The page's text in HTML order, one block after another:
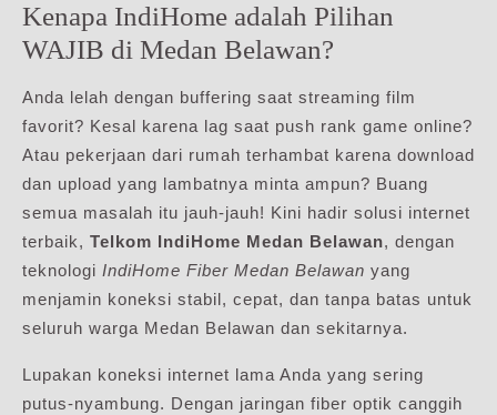
Kenapa IndiHome adalah Pilihan
WAJIB di Medan Belawan?
Anda lelah dengan buffering saat streaming film
favorit? Kesal karena lag saat push rank game online?
Atau pekerjaan dari rumah terhambat karena download
dan upload yang lambatnya minta ampun? Buang
semua masalah itu jauh-jauh! Kini hadir solusi internet
terbaik, Telkom IndiHome Medan Belawan, dengan
teknologi IndiHome Fiber Medan Belawan yang
menjamin koneksi stabil, cepat, dan tanpa batas untuk
seluruh warga Medan Belawan dan sekitarnya.
Lupakan koneksi internet lama Anda yang sering
putus-nyambung. Dengan jaringan fiber optik canggih